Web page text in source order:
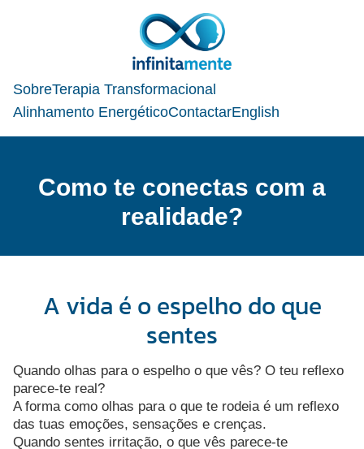
SobreTerapia Transformacional
Alinhamento EnergéticoContactarEnglish
Como te conectas com a
realidade?
A vida é o espelho do que
sentes
Quando olhas para o espelho o que vês? O teu reflexo
parece-te real?
A forma como olhas para o que te rodeia é um reflexo
das tuas emoções, sensações e crenças.
Quando sentes irritação, o que vês parece-te